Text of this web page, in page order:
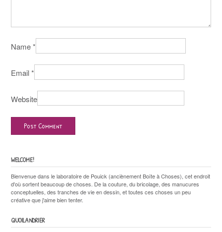
Name*
Email*
Website
WELCOME!
Bienvenue dans le laboratoire de Pouick (anciènement Boîte à Choses), cet endroit
d'où sortent beaucoup de choses. De la couture, du bricolage, des manucures
conceptuelles, des tranches de vie en dessin, et toutes ces choses un peu
créative que j'aime bien tenter.
QUOILANDRIER